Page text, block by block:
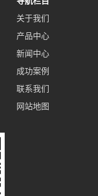
关于我们
产品中心
新闻中心
成功案例
联系我们
网站地图